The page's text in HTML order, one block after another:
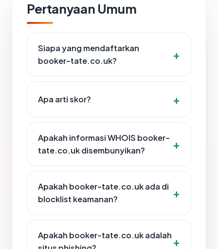
Pertanyaan Umum
Siapa yang mendaftarkan
booker-tate.co.uk?
Apa arti skor?
Apakah informasi WHOIS booker-
tate.co.uk disembunyikan?
Apakah booker-tate.co.uk ada di
blocklist keamanan?
Apakah booker-tate.co.uk adalah